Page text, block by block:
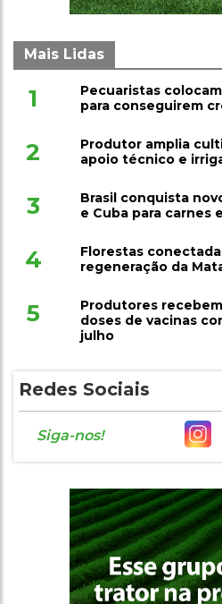
Mais Lidas
1
Pecuaristas
para conseguirem
2
Produtor amplia
apoio técnico e
3
Brasil conquista
e Cuba para carnes
4
Florestas
regeneração da
5
Produtores
doses de vacinas
julho
Redes Sociais
Siga-nos!